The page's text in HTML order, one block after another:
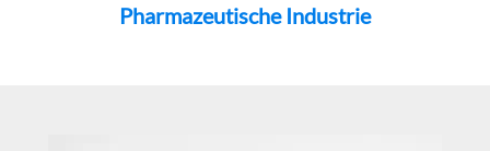
Pharmazeutische Industrie